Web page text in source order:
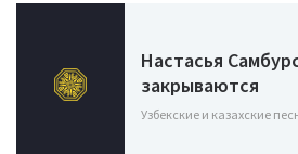
Настасья
закрываются
Узбекские и казахские